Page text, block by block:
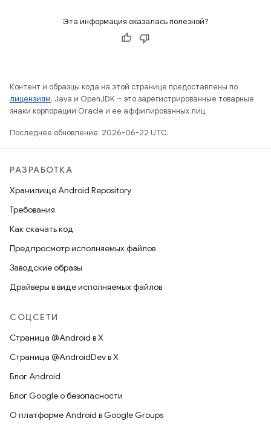
Эта информация оказалась полезной?
Контент и образцы кода на этой странице предоставлены по
лицензиям. Java и OpenJDK – это зарегистрированные товарные
знаки корпорации Oracle и ее аффилированных лиц.
Последнее обновление: 2026-06-22 UTC.
РАЗРАБОТКА
Хранилище Android Repository
Требования
Как скачать код
Предпросмотр исполняемых файлов
Заводские образы
Драйверы в виде исполняемых файлов
СОЦСЕТИ
Страница @Android в X
Страница @AndroidDev в X
Блог Android
Блог Google о безопасности
О платформе Android в Google Groups